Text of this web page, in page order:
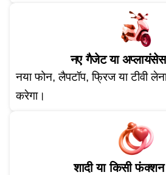
नए गैजेट या
नया फोन, लैपटॉप, फ्रिज या टीवी
करेगा।
शादी या किसी